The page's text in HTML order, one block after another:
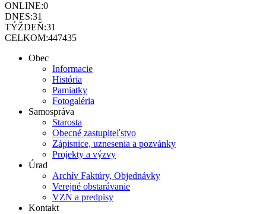
ONLINE:0
DNES:31
TÝŽDEŇ:31
CELKOM:447435
Obec
Informacie
História
Pamiatky
Fotogaléria
Samospráva
Starosta
Obecné zastupiteľstvo
Zápisnice, uznesenia a pozvánky
Projekty a výzvy
Úrad
Archív Faktúry, Objednávky
Verejné obstarávanie
VZN a predpisy
Kontakt